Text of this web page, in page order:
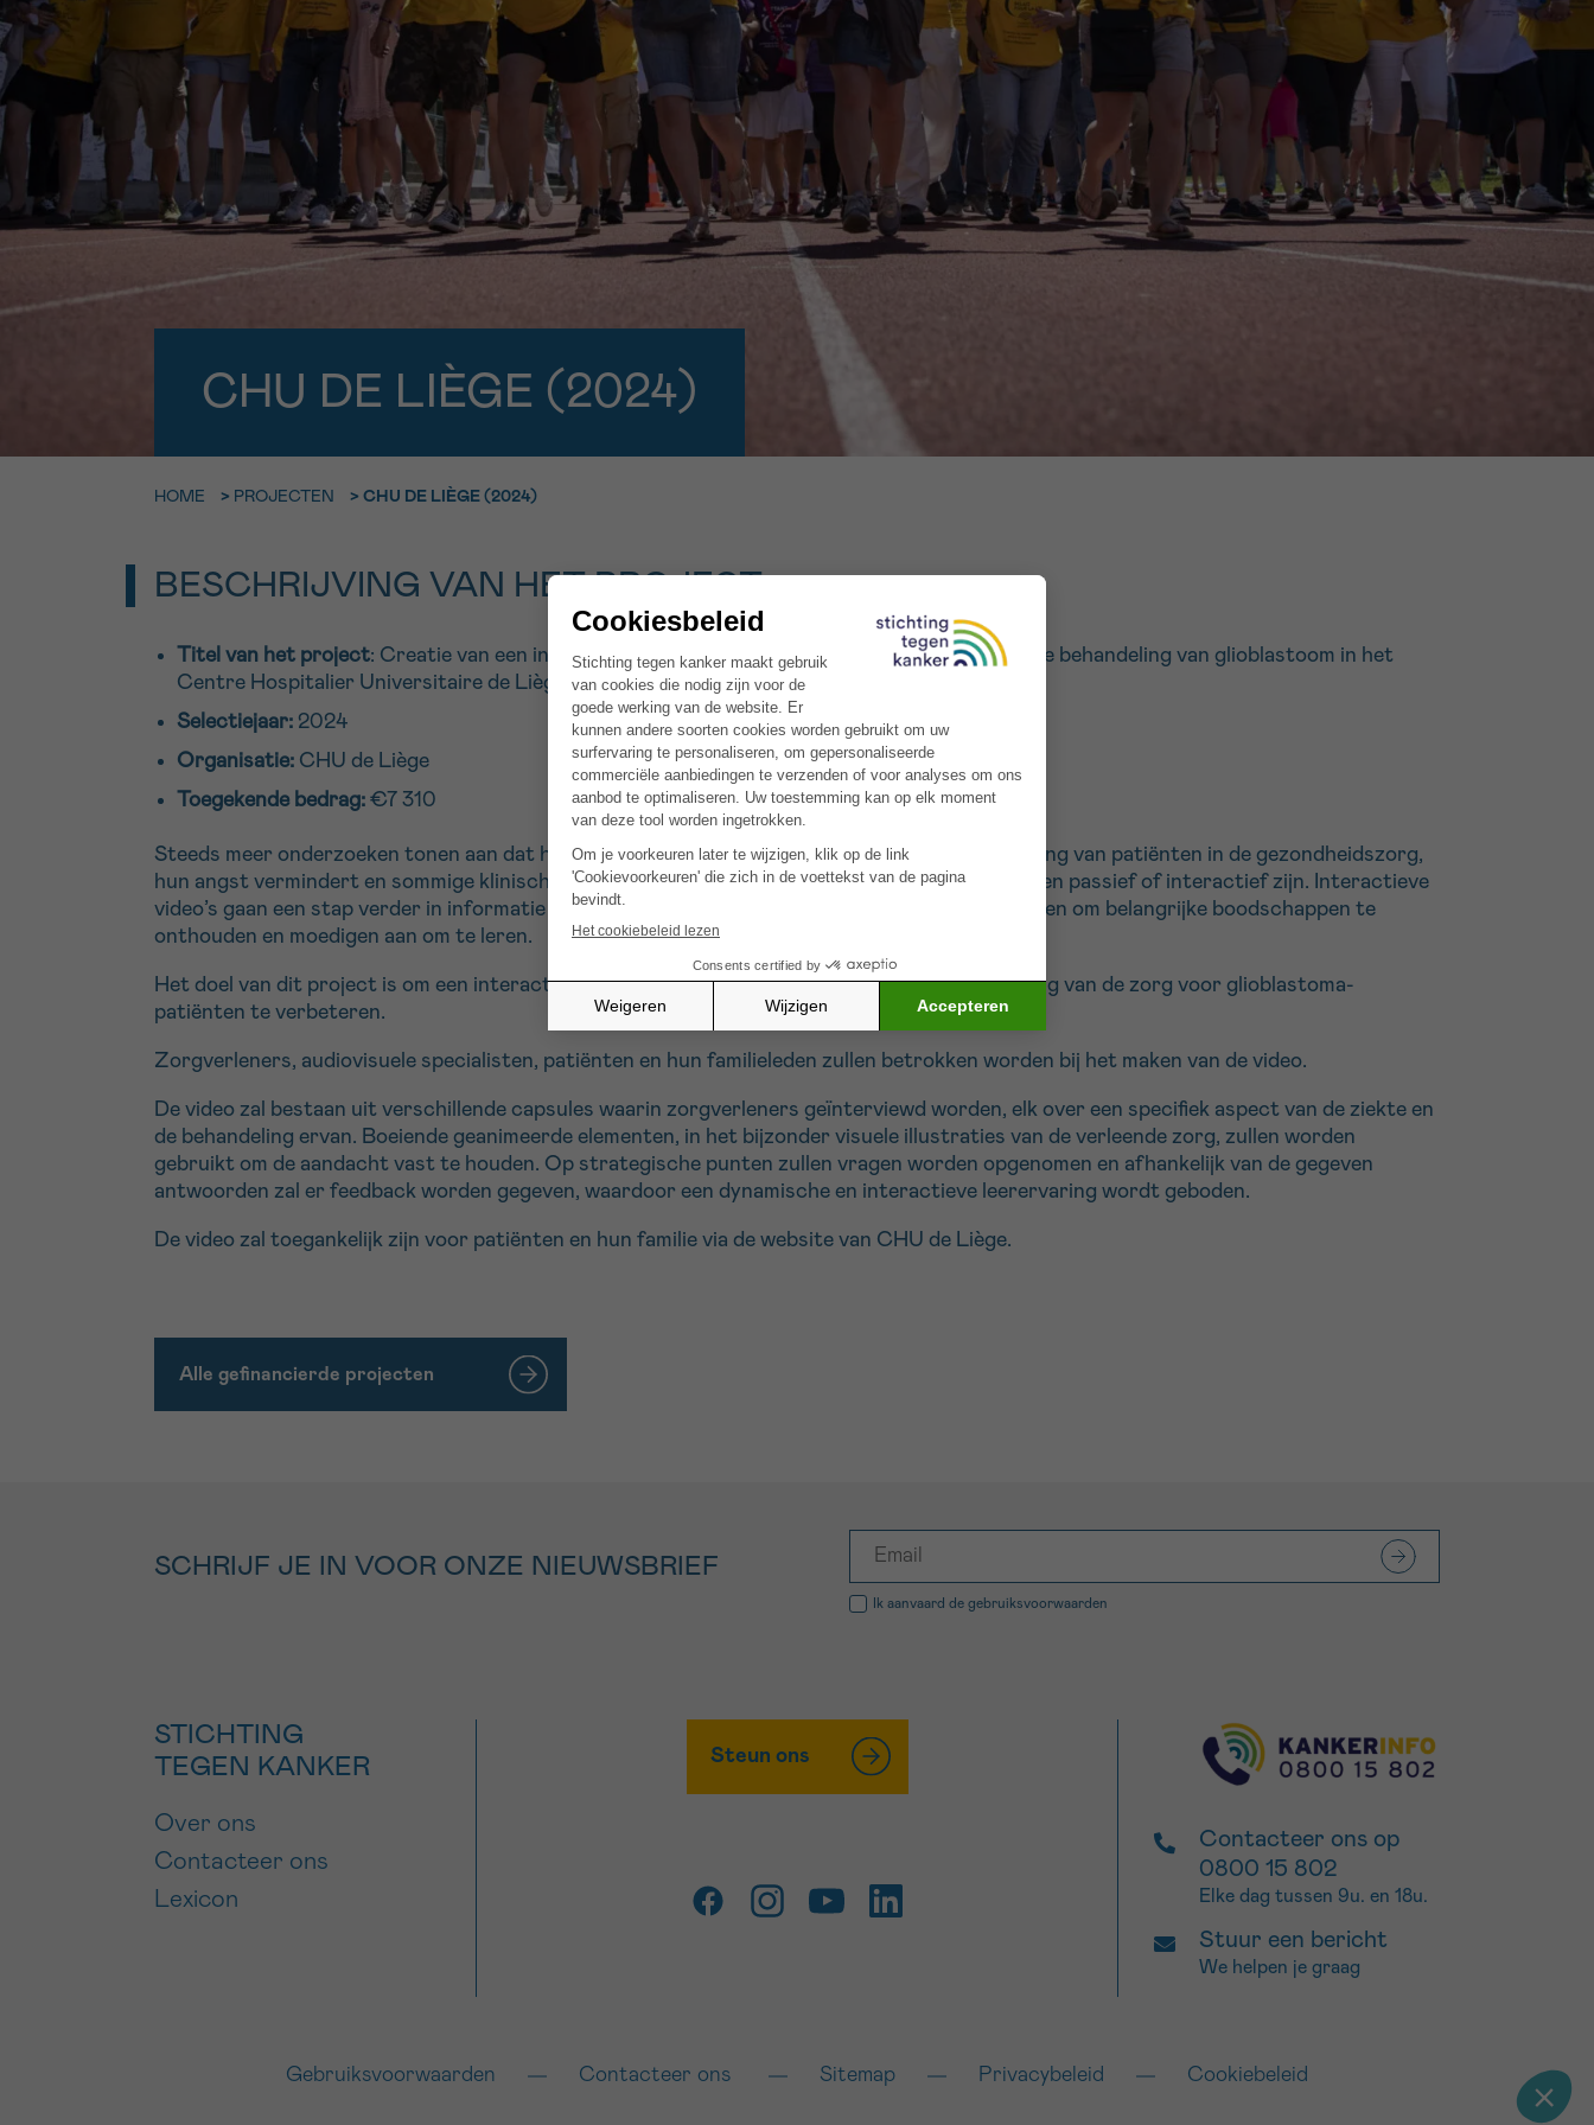
CHU DE LIÈGE (2024)
HOME > PROJECTEN > CHU DE LIÈGE (2024)
BESCHRIJVING VAN HET PROJECT
Titel van het project: Creatie van een interactieve video voor patiënten en hun familie over de behandeling van glioblastoom in het
Centre Hospitalier Universitaire de Liège.
Selectiejaar: 2024
Organisatie: CHU de Liège
Toegekende bedrag: €7 310
Steeds meer onderzoeken tonen aan dat het gebruik van video’s leidt tot een positievere ervaring van patiënten in de gezondheidszorg,
hun angst vermindert en sommige klinische resultaten verbeteren. Deze video’s kunnen lineair en passief of interactief zijn. Interactieve
video’s gaan een stap verder in informatie en opleiding. Ze houden de aandacht beter vast, helpen om belangrijke boodschappen te
onthouden en moedigen aan om te leren.
Het doel van dit project is om een interactieve video te ontwikkelen om het begrip en de ervaring van de zorg voor glioblastoma-
patiënten te verbeteren.
Zorgverleners, audiovisuele specialisten, patiënten en hun familieleden zullen betrokken worden bij het maken van de video.
De video zal bestaan uit verschillende capsules waarin zorgverleners geïnterviewd worden, elk over een specifiek aspect van de ziekte en
de behandeling ervan. Boeiende geanimeerde elementen, in het bijzonder visuele illustraties van de verleende zorg, zullen worden
gebruikt om de aandacht vast te houden. Op strategische punten zullen vragen worden opgenomen en afhankelijk van de gegeven
antwoorden zal er feedback worden gegeven, waardoor een dynamische en interactieve leerervaring wordt geboden.
De video zal toegankelijk zijn voor patiënten en hun familie via de website van CHU de Liège.
Alle gefinancierde projecten
SCHRIJF JE IN VOOR ONZE NIEUWSBRIEF
Ik aanvaard de gebruiksvoorwaarden
Bel ons op 0800 15 802
ma-vrij 9u tot 18u
Via ons
contactformulier
Ik wil graag opgebeld
worden
Meer weten over
Kankerinfo
MIJN VRAAG
9h-11h 13h-16h 16h-18h
STICHTING
TEGEN KANKER
Over ons
Contacteer ons
Lexicon
Steun ons
Contacteer ons op
0800 15 802
Elke dag tussen 9u. en 18u.
Stuur een bericht
We helpen je graag
Gebruiksvoorwaarden Contacteer ons Sitemap Privacybeleid Cookiebeleid